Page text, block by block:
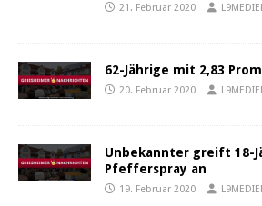
21. Februar 2020
62-Jährige mit 2,83
20. Februar 2020
Unbekannter greift 18-
Pfefferspray an
19. Februar 2020